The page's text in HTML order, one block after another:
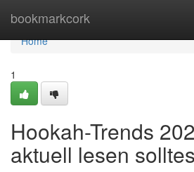
bookmarkcork
Home
Home
1
Hookah-Trends
aktuell lesen